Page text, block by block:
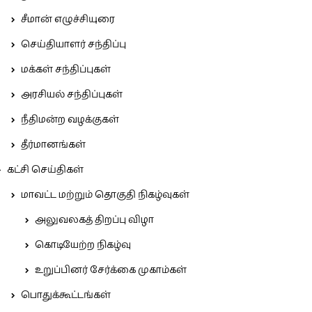
சீமான் எழுச்சியுரை
செய்தியாளர் சந்திப்பு
மக்கள் சந்திப்புகள்
அரசியல் சந்திப்புகள்
நீதிமன்ற வழக்குகள்
தீர்மானங்கள்
கட்சி செய்திகள்
மாவட்ட மற்றும் தொகுதி நிகழ்வுகள்
அலுவலகத் திறப்பு விழா
கொடியேற்ற நிகழ்வு
உறுப்பினர் சேர்க்கை முகாம்கள்
பொதுக்கூட்டங்கள்